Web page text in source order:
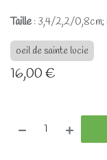
Taille : 3,4/2,2/0,8cm;
oeil de sainte lucie
16,00€